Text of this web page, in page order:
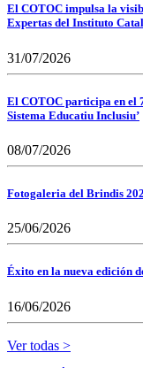
El COTOC impulsa la
Expertas del Instituto
31/07/2026
El COTOC participa en el
Sistema Educatiu Inclusiu’
08/07/2026
Fotogaleria del Brindis
25/06/2026
Éxito en la nueva edición
16/06/2026
Ver todas >